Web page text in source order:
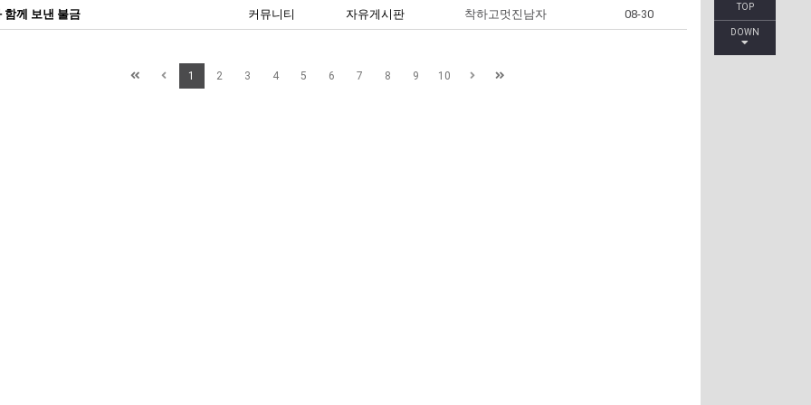
TOP
DOWN
함께 보낸 불금 커뮤니티 자유게시판 착하고멋진남자 08-30
1 2 3 4 5 6 7 8 9 10